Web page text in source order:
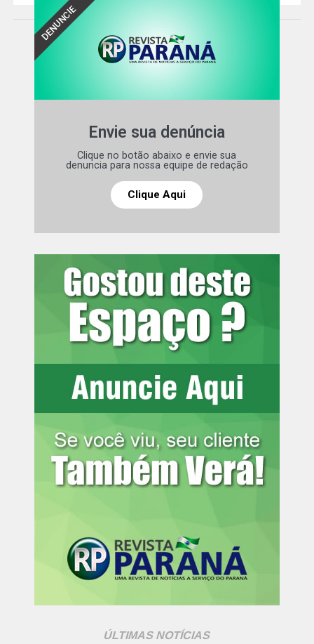
Um post compartilhado por Lorena (@badgallore)
Fonte:TOP FAMOSOS
Comentários Facebook
Val Marchiori faz apelo
por apoio a mulheres em tratamento
Envie sua denúncia
Clique no botão abaixo e envie sua
denuncia para nossa equipe de redação
Clique Aqui
DENUNCIE
ÚLTIMAS NOTÍCIAS